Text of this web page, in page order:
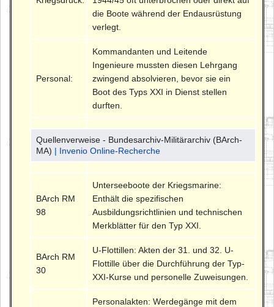
die Boote während der Endausrüstung
verlegt.
Personal:
Kommandanten und Leitende
Ingenieure mussten diesen Lehrgang
zwingend absolvieren, bevor sie ein
Boot des Typs XXI in Dienst stellen
durften.
Quellenverweise - Bundesarchiv-Militärarchiv (BArch-
MA) | Invenio Online-Recherche
BArch RM
98
Unterseeboote der Kriegsmarine:
Enthält die spezifischen
Ausbildungsrichtlinien und technischen
Merkblätter für den Typ XXI.
BArch RM
30
U-Flottillen: Akten der 31. und 32. U-
Flottille über die Durchführung der Typ-
XXI-Kurse und personelle Zuweisungen.
Personalakten: Werdegänge mit dem